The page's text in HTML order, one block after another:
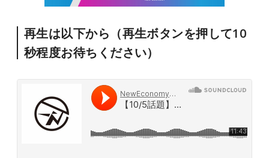
再生は以下から（再生ボタンを押して10
秒程度お待ちください）